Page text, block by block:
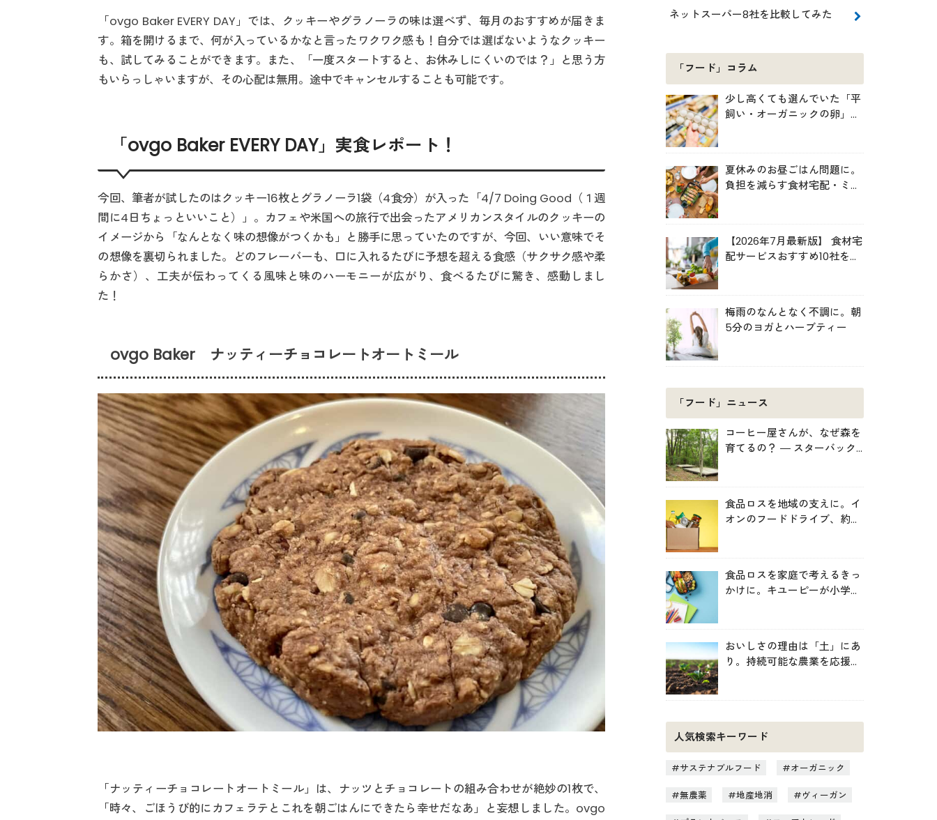
「ovgo Baker EVERY DAY」では、クッキーやグラノーラの味は選べず、毎月のおすすめが届きま
す。箱を開けるまで、何が入っているかなと言ったワクワク感も！自分では選ばないようなクッキー
も、試してみることができます。また、「一度スタートすると、お休みしにくいのでは？」と思う方
もいらっしゃいますが、その心配は無用。途中でキャンセルすることも可能です。
「ovgo Baker EVERY DAY」実食レポート！
今回、筆者が試したのはクッキー16枚とグラノーラ1袋（4食分）が入った「4/7 Doing Good（１週
間に4日ちょっといいこと）」。カフェや米国への旅行で出会ったアメリカンスタイルのクッキーの
イメージから「なんとなく味の想像がつくかも」と勝手に思っていたのですが、今回、いい意味でそ
の想像を裏切られました。どのフレーバーも、口に入れるたびに予想を超える食感（サクサク感や柔
らかさ）、工夫が伝わってくる風味と味のハーモニーが広がり、食べるたびに驚き、感動しまし
た！
ovgo Baker ナッティーチョコレートオートミール
「ナッティーチョコレートオートミール」は、ナッツとチョコレートの組み合わせが絶妙の1枚で、
「時々、ごほうび的にカフェラテとこれを朝ごはんにできたら幸せだなあ」と妄想しました。ovgo
ネットスーパー8社を比較してみた
「フード」コラム
少し高くても選んでいた「平
飼い・オーガニックの卵」。
夏休みのお昼ごはん問題に。
負担を減らす食材宅配・ミー
【2026年7月最新版】 食材宅
配サービスおすすめ10社を比
梅雨のなんとなく不調に。朝
5分のヨガとハーブティー
「フード」ニュース
コーヒー屋さんが、なぜ森を
育てるの？ ― スターバック
食品ロスを地域の支えに。イ
オンのフードドライブ、約
食品ロスを家庭で考えるきっ
かけに。キユーピーが小学生
おいしさの理由は「土」にあ
り。持続可能な農業を応援す
人気検索キーワード
サステナブルフード オーガニック
無農薬 地産地消 ヴィーガン